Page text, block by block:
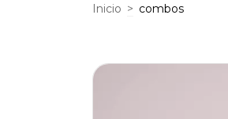
Inicio > combos